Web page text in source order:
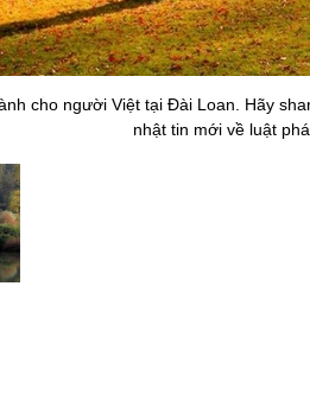
cho người Việt tại Đài Loan. Hãy
nhật tin mới về luật